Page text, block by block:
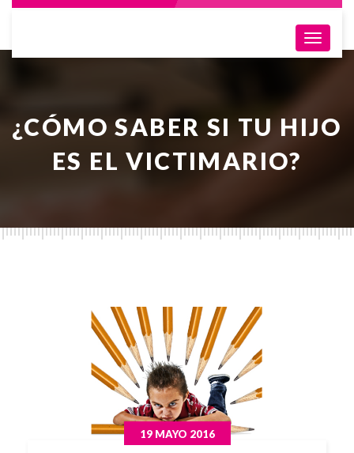
¿CÓMO SABER SI TU HIJO
ES EL VICTIMARIO?
19 MAYO 2016